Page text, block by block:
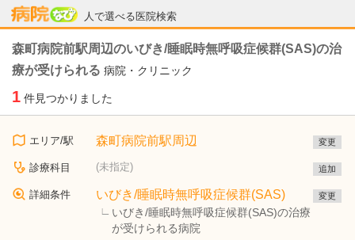
人で選べる医院検索
病院なび
森町病院前駅周辺のいびき/睡眠時無呼吸症候群(SAS)の治
療が受けられる 病院・クリニック
1 件見つかりました
エリア/駅 森町病院前駅周辺 変更
診療科目 (未指定) 追加
詳細条件 いびき/睡眠時無呼吸症候群(SAS)
いびき/睡眠時無呼吸症候群(SAS)の治療
が受けられる病院
変更